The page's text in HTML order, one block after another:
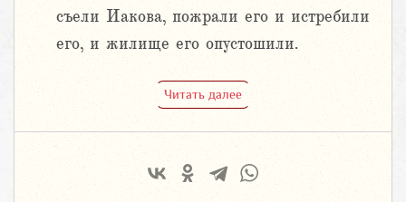
съели Иакова, пожрали его и истребили
его, и жилище его опустошили.
Читать далее